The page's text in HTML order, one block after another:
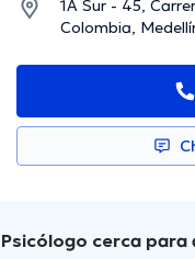
1A Sur - 45,
Colombia,
Psicólogo cerca para